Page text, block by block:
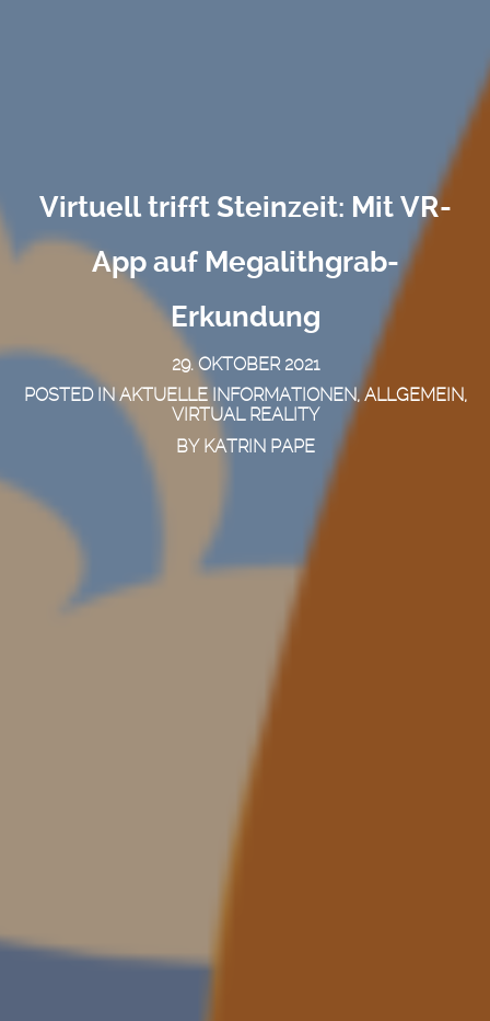
Virtuell trifft Steinzeit: Mit VR-
App auf Megalithgrab-
Erkundung
29. OKTOBER 2021
POSTED INAKTUELLE INFORMATIONEN,ALLGEMEIN,
VIRTUAL REALITY
BY KATRIN PAPE